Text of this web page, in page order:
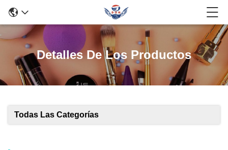
Detalles De Los Productos
Todas Las Categorías